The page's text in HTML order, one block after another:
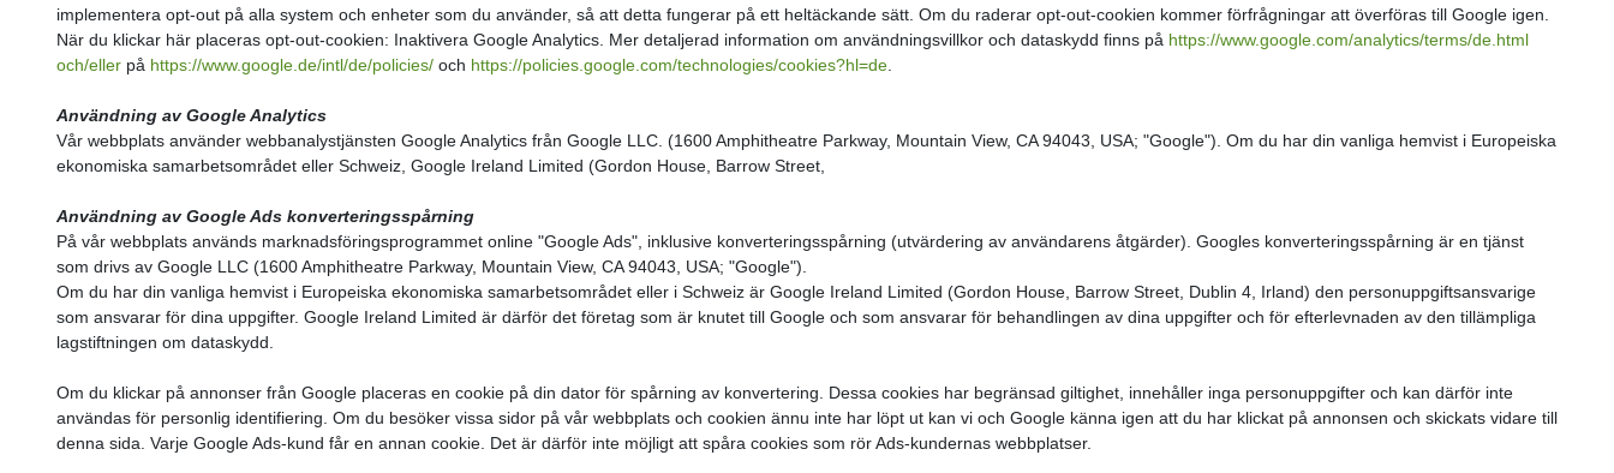
implementera opt-out på alla system och enheter som du använder, så att detta fungerar på ett heltäckande sätt. Om du raderar opt-out-cookien kommer förfrågningar att överföras till Google igen.
När du klickar här placeras opt-out-cookien: Inaktivera Google Analytics. Mer detaljerad information om användningsvillkor och dataskydd finns på https://www.google.com/analytics/terms/de.html
och/eller på https://www.google.de/intl/de/policies/ och https://policies.google.com/technologies/cookies?hl=de.
Användning av Google Analytics
Vår webbplats använder webbanalystjänsten Google Analytics från Google LLC. (1600 Amphitheatre Parkway, Mountain View, CA 94043, USA; "Google"). Om du har din vanliga hemvist i Europeiska
ekonomiska samarbetsområdet eller Schweiz, Google Ireland Limited (Gordon House, Barrow Street,
Användning av Google Ads konverteringsspårning
På vår webbplats används marknadsföringsprogrammet online "Google Ads", inklusive konverteringsspårning (utvärdering av användarens åtgärder). Googles konverteringsspårning är en tjänst
som drivs av Google LLC (1600 Amphitheatre Parkway, Mountain View, CA 94043, USA; "Google").
Om du har din vanliga hemvist i Europeiska ekonomiska samarbetsområdet eller i Schweiz är Google Ireland Limited (Gordon House, Barrow Street, Dublin 4, Irland) den personuppgiftsansvarige
som ansvarar för dina uppgifter. Google Ireland Limited är därför det företag som är knutet till Google och som ansvarar för behandlingen av dina uppgifter och för efterlevnaden av den tillämpliga
lagstiftningen om dataskydd.
Om du klickar på annonser från Google placeras en cookie på din dator för spårning av konvertering. Dessa cookies har begränsad giltighet, innehåller inga personuppgifter och kan därför inte
användas för personlig identifiering. Om du besöker vissa sidor på vår webbplats och cookien ännu inte har löpt ut kan vi och Google känna igen att du har klickat på annonsen och skickats vidare till
denna sida. Varje Google Ads-kund får en annan cookie. Det är därför inte möjligt att spåra cookies som rör Ads-kundernas webbplatser.